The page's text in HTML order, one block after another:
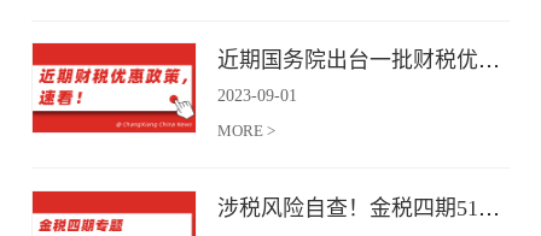
近期国务院出台一批财税优惠政策，速看！
2023-09-01
MORE >
涉税风险自查！金税四期51项风险提示！